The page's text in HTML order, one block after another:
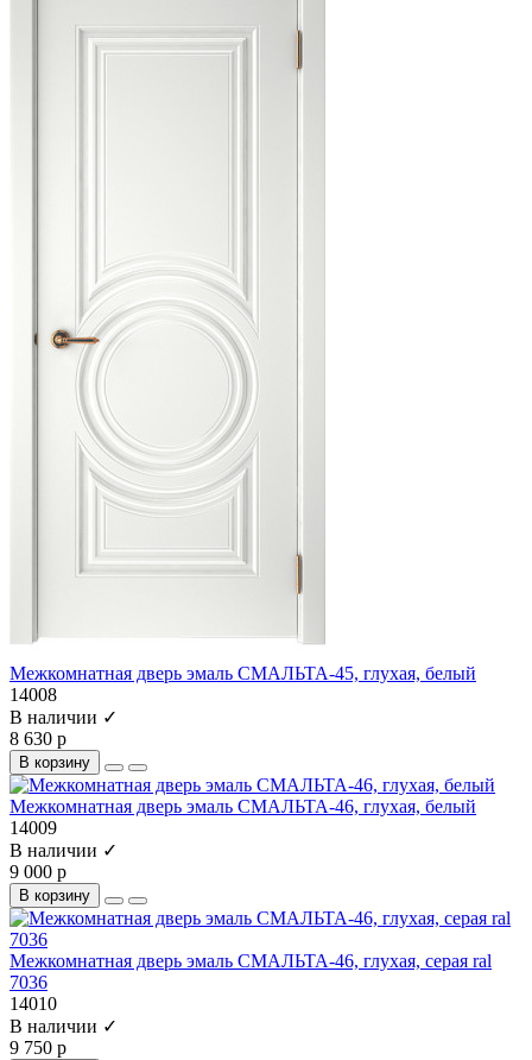
Межкомнатная дверь эмаль СМАЛЬТА-45, глухая, белый
14008
В наличии ✓
8 630 р
В корзину
Межкомнатная дверь эмаль СМАЛЬТА-46, глухая, белый
14009
В наличии ✓
9 000 р
В корзину
Межкомнатная дверь эмаль СМАЛЬТА-46, глухая, серая ral
7036
14010
В наличии ✓
9 750 р